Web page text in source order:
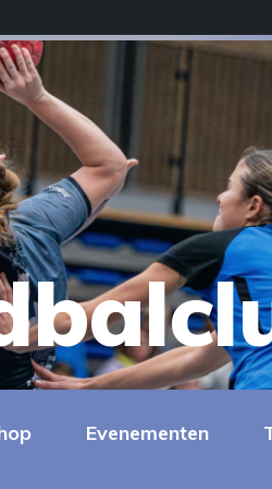
Evenementen